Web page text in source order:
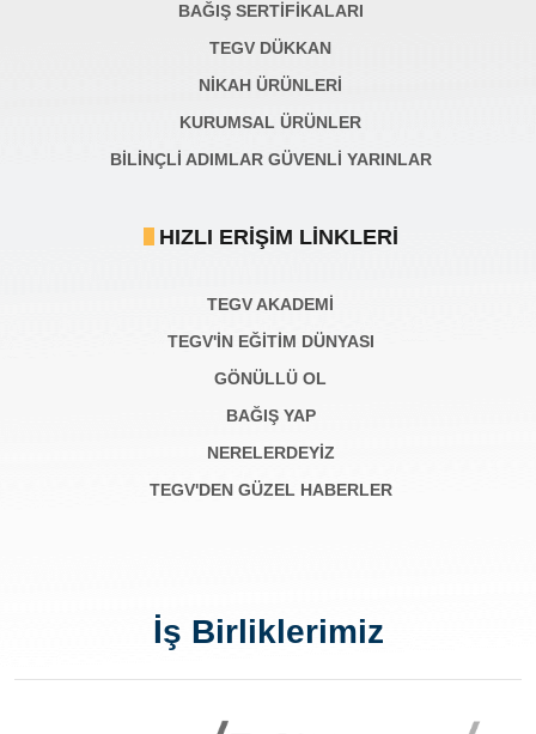
BAĞIŞ SERTIFIKALARI
TEGV DÜKKAN
NİKAH ÜRÜNLERİ
KURUMSAL ÜRÜNLER
BILINÇLI ADIMLAR GÜVENLI YARINLAR
HIZLI ERIŞIM LINKLERI
TEGV AKADEMI
TEGV'İN EĞİTİM DÜNYASI
GÖNÜLLÜ OL
BAĞIŞ YAP
NERELERDEYİZ
TEGV'DEN GÜZEL HABERLER
İş Birliklerimiz